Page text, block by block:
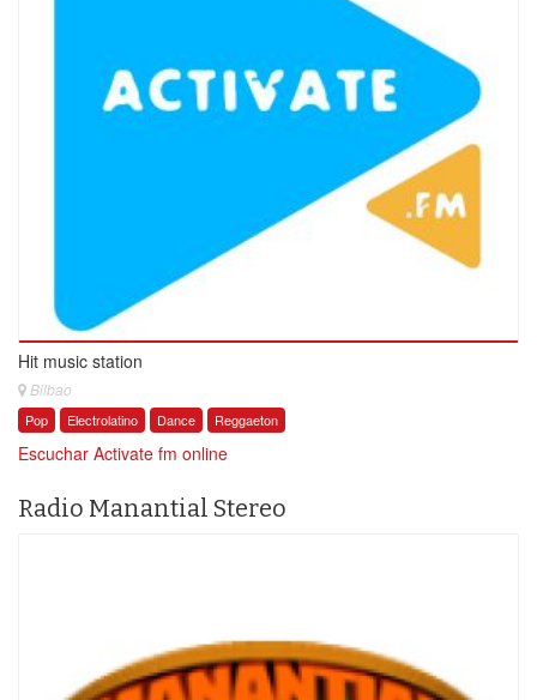
Hit music station
Bilbao
Pop Electrolatino Dance Reggaeton
Escuchar Activate fm online
Radio Manantial Stereo